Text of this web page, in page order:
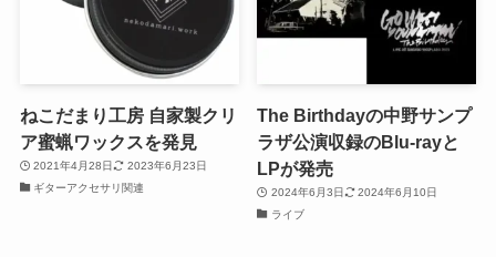
ねこだまり工房 自家製クリ
ア蜜蝋ワックスを発見
2021年4月28日
2023年6月23日
ギターアクセサリ関連
The Birthdayの中野サンプ
ラザ公演収録のBlu-rayと
LPが発売
2024年6月3日
2024年6月10日
ライブ